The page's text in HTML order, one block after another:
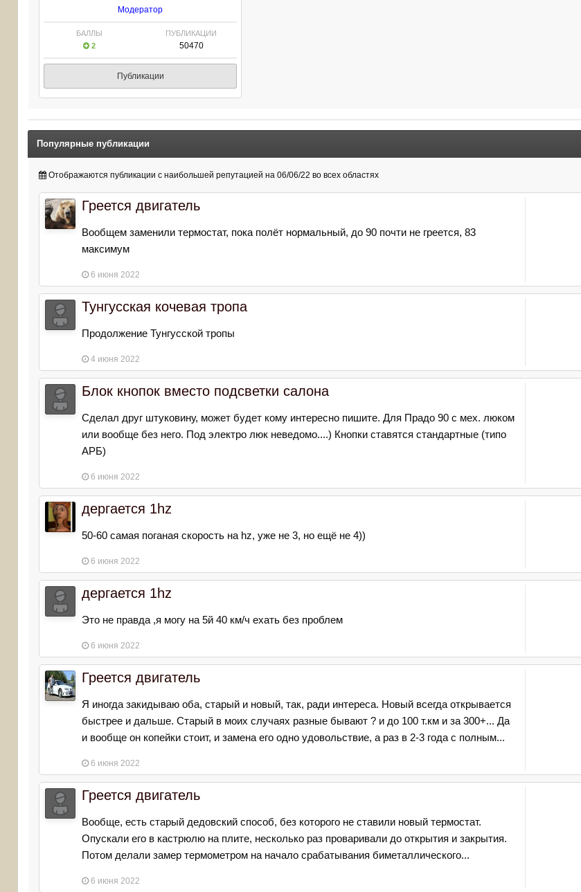
Модератор
БАЛЛЫ
2
ПУБЛИКАЦИИ
50470
Публикации
Популярные публикации
Отображаются публикации с наибольшей репутацией на 06/06/22 во всех областях
Греется двигатель
Вообщем заменили термостат, пока полёт нормальный, до 90 почти не греется, 83
максимум
6 июня 2022
Тунгусская кочевая тропа
Продолжение Тунгусской тропы
4 июня 2022
Блок кнопок вместо подсветки салона
Сделал друг штуковину, может будет кому интересно пишите. Для Прадо 90 с мех. люком
или вообще без него. Под электро люк неведомо....) Кнопки ставятся стандартные (типо
АРБ)
6 июня 2022
дергается 1hz
50-60 самая поганая скорость на hz, уже не 3, но ещё не 4))
6 июня 2022
дергается 1hz
Это не правда ,я могу на 5й 40 км/ч ехать без проблем
6 июня 2022
Греется двигатель
Я иногда закидываю оба, старый и новый, так, ради интереса. Новый всегда открывается
быстрее и дальше. Старый в моих случаях разные бывают ? и до 100 т.км и за 300+... Да
и вообще он копейки стоит, и замена его одно удовольствие, а раз в 2-3 года с полным...
6 июня 2022
Греется двигатель
Вообще, есть старый дедовский способ, без которого не ставили новый термостат.
Опускали его в кастрюлю на плите, несколько раз проваривали до открытия и закрытия.
Потом делали замер термометром на начало срабатывания биметаллического...
6 июня 2022